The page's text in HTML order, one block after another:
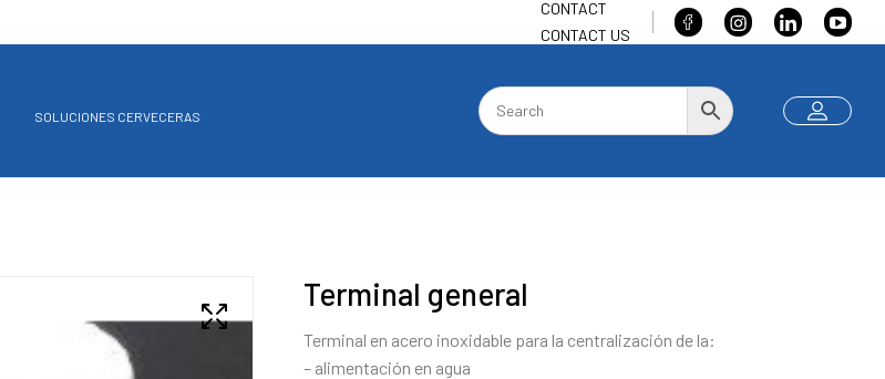
CONTACT
CONTACT US
SOLUCIONES CERVECERAS
Terminal general
Terminal en acero inoxidable para la centralización de la:
– alimentación en agua